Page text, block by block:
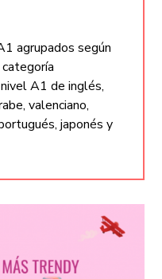
agrupados según
A1 de inglés,
valenciano,
japonés y